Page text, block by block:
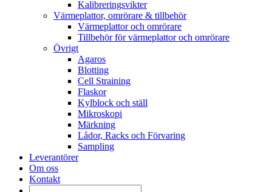
Kalibreringsvikter
Värmeplattor, omrörare & tillbehör
Värmeplattor och omrörare
Tillbehör för värmeplattor och omrörare
Övrigt
Agaros
Blotting
Cell Straining
Flaskor
Kylblock och ställ
Mikroskopi
Märkning
Lådor, Racks och Förvaring
Sampling
Leverantörer
Om oss
Kontakt